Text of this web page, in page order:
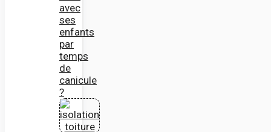
avec
ses
enfants
par
temps
de
canicule
?